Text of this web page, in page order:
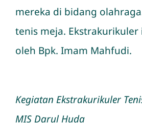
mereka di bidang
tenis meja.
oleh Bpk. Imam Mahfudi.
Kegiatan Ekstrakurikuler
MIS Darul Huda